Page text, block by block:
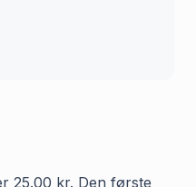
25.00 kr. Den første